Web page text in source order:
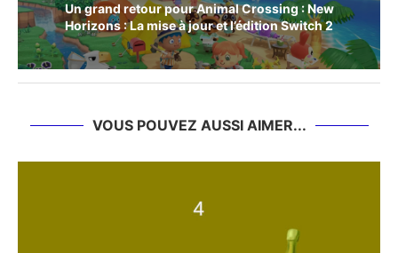
Un grand retour pour Animal Crossing : New
Horizons : La mise à jour et l’édition Switch 2
VOUS POUVEZ AUSSI AIMER...